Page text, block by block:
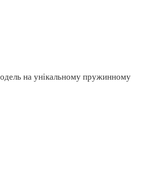
на унікальному пружинному